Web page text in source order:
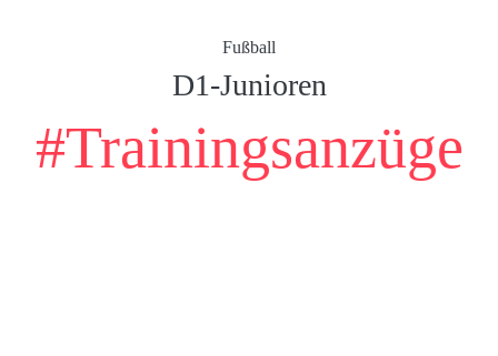
Fußball
D1-Junioren
#Trainingsanzüge